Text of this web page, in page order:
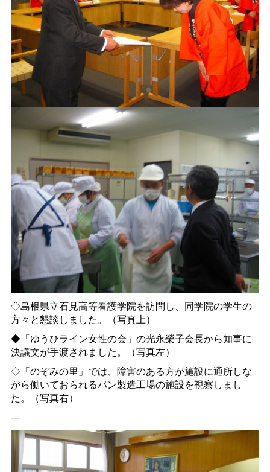
◇島根県立石見高等看護学院を訪問し、同学院の学生の
方々と懇談しました。（写真上）
◆「ゆうひライン女性の会」の光永榮子会長から知事に
決議文が手渡されました。（写真左）
◇「のぞみの里」では、障害のある方が施設に通所しな
がら働いておられるパン製造工場の施設を視察しまし
た。（写真右）
---